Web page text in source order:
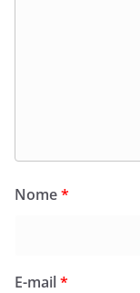
Nome*
E-mail*